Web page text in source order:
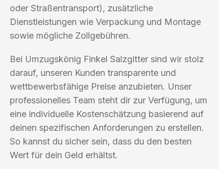
oder Straßentransport), zusätzliche
Dienstleistungen wie Verpackung und Montage
sowie mögliche Zollgebühren.
Bei Umzugskönig Finkel Salzgitter sind wir stolz
darauf, unseren Kunden transparente und
wettbewerbsfähige Preise anzubieten. Unser
professionelles Team steht dir zur Verfügung, um
eine individuelle Kostenschätzung basierend auf
deinen spezifischen Anforderungen zu erstellen.
So kannst du sicher sein, dass du den besten
Wert für dein Geld erhältst.